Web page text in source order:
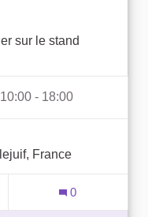
sur le stand
- 18:00
France
0